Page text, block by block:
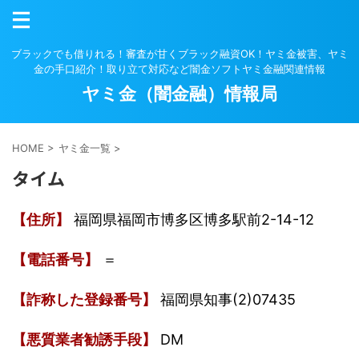
ブラックでも借りれる！審査が甘くブラック融資OK！ヤミ金被害、ヤミ
金の手口紹介！取り立て対応など闇金ソフトヤミ金融関連情報
ヤミ金（闇金融）情報局
HOME > ヤミ金一覧 >
タイム
【住所】 福岡県福岡市博多区博多駅前2-14-12
【電話番号】 ＝
【詐称した登録番号】 福岡県知事(2)07435
【悪質業者勧誘手段】 DM